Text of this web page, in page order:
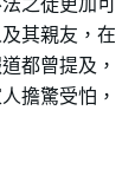
其親友，在
都曾提及，
擔驚受怕，